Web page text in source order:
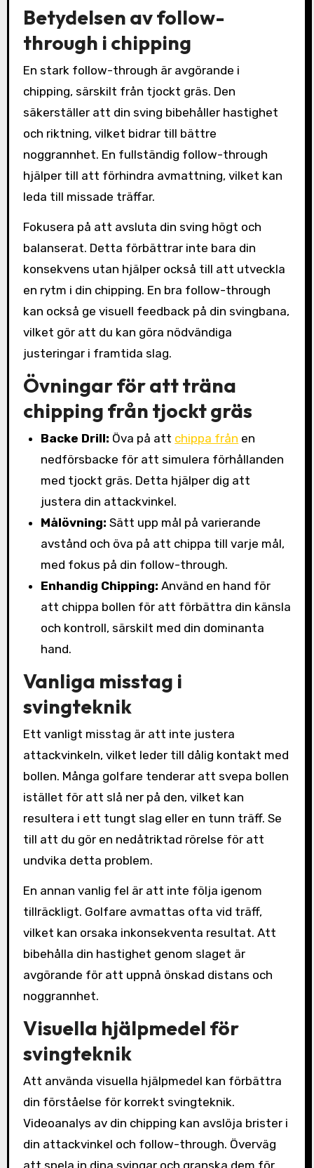
Betydelsen av follow-
through i chipping
En stark follow-through är avgörande i
chipping, särskilt från tjockt gräs. Den
säkerställer att din sving bibehåller hastighet
och riktning, vilket bidrar till bättre
noggrannhet. En fullständig follow-through
hjälper till att förhindra avmattning, vilket kan
leda till missade träffar.
Fokusera på att avsluta din sving högt och
balanserat. Detta förbättrar inte bara din
konsekvens utan hjälper också till att utveckla
en rytm i din chipping. En bra follow-through
kan också ge visuell feedback på din svingbana,
vilket gör att du kan göra nödvändiga
justeringar i framtida slag.
Övningar för att träna
chipping från tjockt gräs
Backe Drill: Öva på att chippa från en
nedförsbacke för att simulera förhållanden
med tjockt gräs. Detta hjälper dig att
justera din attackvinkel.
Målövning: Sätt upp mål på varierande
avstånd och öva på att chippa till varje mål,
med fokus på din follow-through.
Enhandig Chipping: Använd en hand för
att chippa bollen för att förbättra din känsla
och kontroll, särskilt med din dominanta
hand.
Vanliga misstag i
svingteknik
Ett vanligt misstag är att inte justera
attackvinkeln, vilket leder till dålig kontakt med
bollen. Många golfare tenderar att svepa bollen
istället för att slå ner på den, vilket kan
resultera i ett tungt slag eller en tunn träff. Se
till att du gör en nedåtriktad rörelse för att
undvika detta problem.
En annan vanlig fel är att inte följa igenom
tillräckligt. Golfare avmattas ofta vid träff,
vilket kan orsaka inkonsekventa resultat. Att
bibehålla din hastighet genom slaget är
avgörande för att uppnå önskad distans och
noggrannhet.
Visuella hjälpmedel för
svingteknik
Att använda visuella hjälpmedel kan förbättra
din förståelse för korrekt svingteknik.
Videoanalys av din chipping kan avslöja brister i
din attackvinkel och follow-through. Överväg